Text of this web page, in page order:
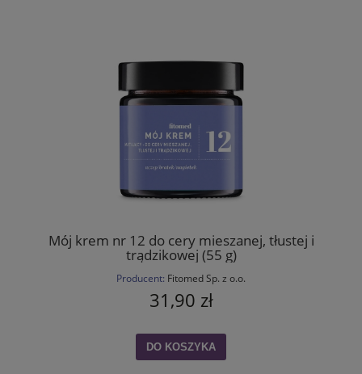
Mój krem nr 12 do cery mieszanej, tłustej i
trądzikowej (55 g)
Producent: Fitomed Sp. z o.o.
31,90 zł
DO KOSZYKA